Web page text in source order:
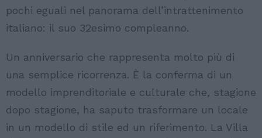
pochi eguali nel panorama dell’intrattenimento
italiano: il suo 32esimo compleanno.
Un anniversario che rappresenta molto più di
una semplice ricorrenza. È la conferma di un
modello imprenditoriale e culturale che, stagione
dopo stagione, ha saputo trasformare un locale
in un modello di stile ed un riferimento. La Villa